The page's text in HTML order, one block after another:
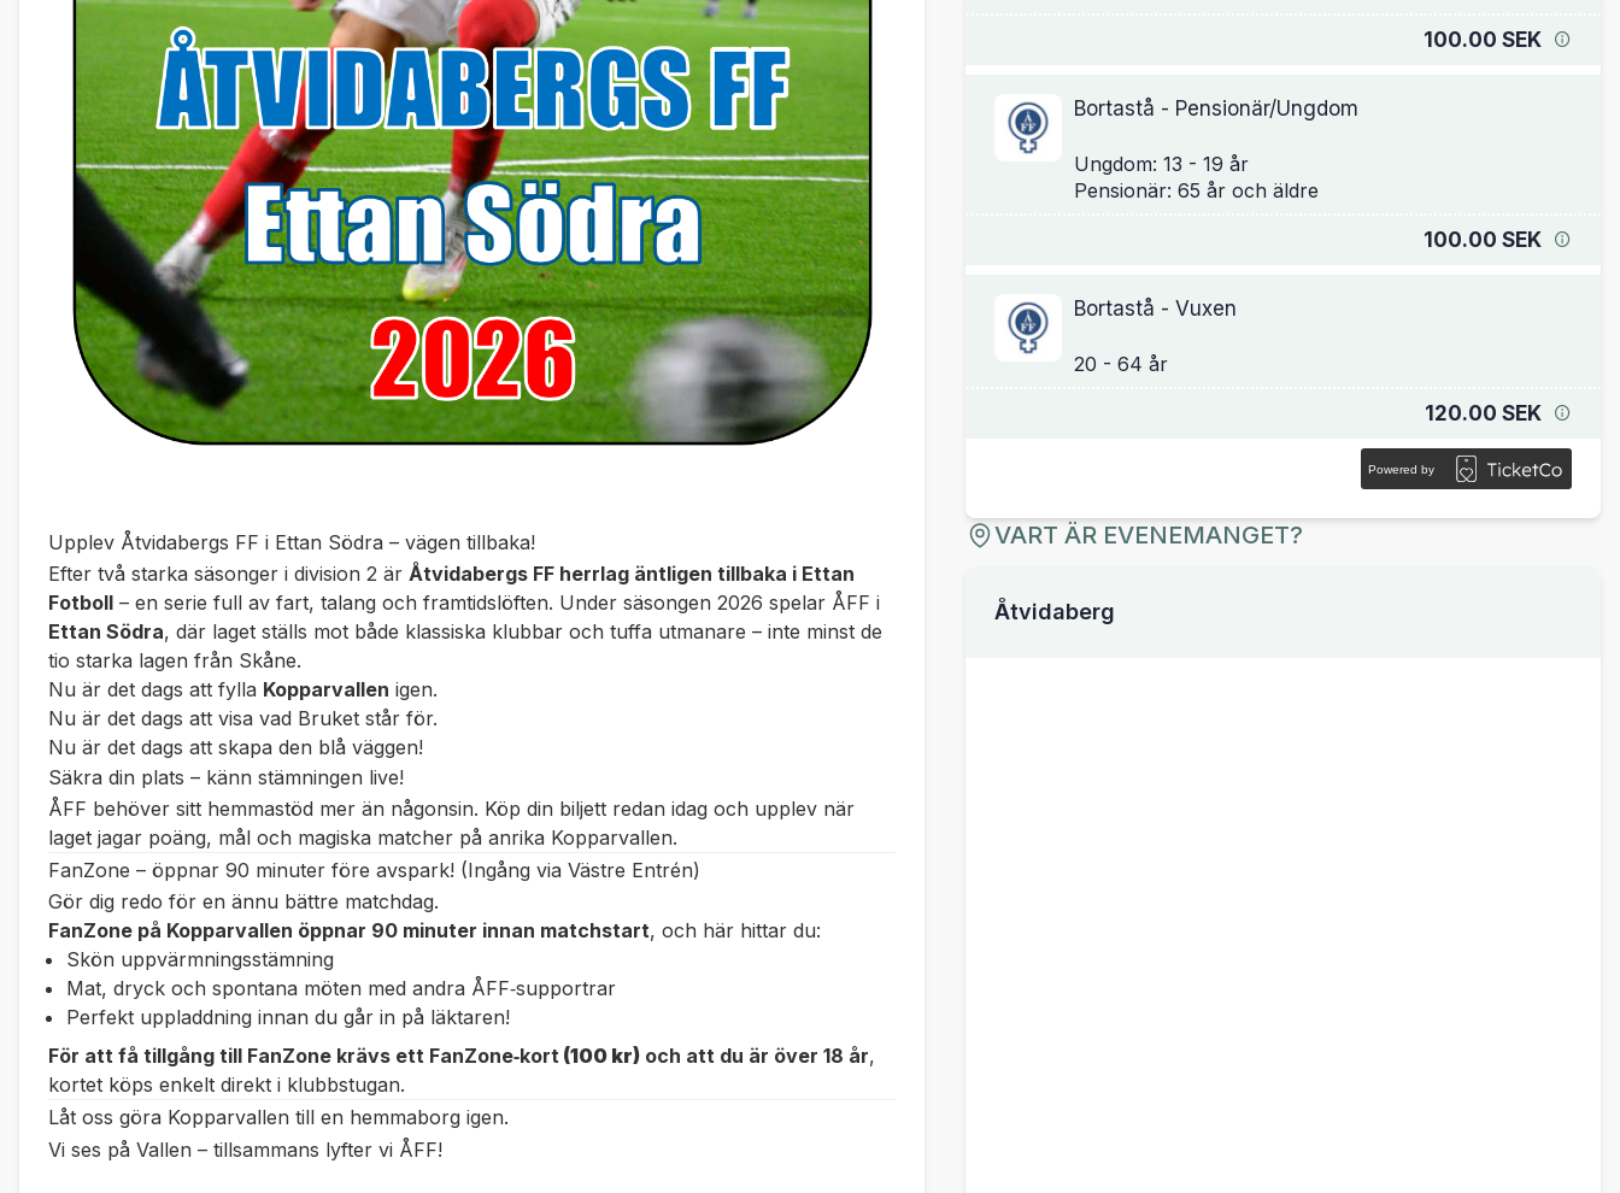
Upplev Åtvidabergs FF i Ettan Södra – vägen tillbaka!
Efter två starka säsonger i division 2 är Åtvidabergs FF herrlag äntligen tillbaka i Ettan
Fotboll – en serie full av fart, talang och framtidslöften. Under säsongen 2026 spelar ÅFF i
Ettan Södra, där laget ställs mot både klassiska klubbar och tuffa utmanare – inte minst de
tio starka lagen från Skåne.
Nu är det dags att fylla Kopparvallen igen.
Nu är det dags att visa vad Bruket står för.
Nu är det dags att skapa den blå väggen!
Säkra din plats – känn stämningen live!
ÅFF behöver sitt hemmastöd mer än någonsin. Köp din biljett redan idag och upplev när
laget jagar poäng, mål och magiska matcher på anrika Kopparvallen.
FanZone – öppnar 90 minuter före avspark! (Ingång via Västre Entrén)
Gör dig redo för en ännu bättre matchdag.
FanZone på Kopparvallen öppnar 90 minuter innan matchstart, och här hittar du:
Skön uppvärmningsstämning
Mat, dryck och spontana möten med andra ÅFF‑supportrar
Perfekt uppladdning innan du går in på läktaren!
För att få tillgång till FanZone krävs ett FanZone‑kort (100 kr) och att du är över 18 år,
kortet köps enkelt direkt i klubbstugan.
Låt oss göra Kopparvallen till en hemmaborg igen.
Vi ses på Vallen – tillsammans lyfter vi ÅFF!
100.00 SEK
Bortastå - Pensionär/Ungdom
Ungdom: 13 - 19 år
100.00 SEK
Bortastå - Vuxen
20 - 64 år
120.00 SEK
Powered by
VART ÄR EVENEMANGET?
Åtvidaberg